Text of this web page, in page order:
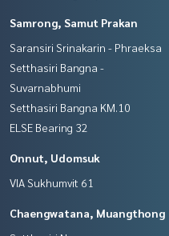
Samrong, Samut Prakan
Saransiri Srinakarin - Phraeksa
Setthasiri Bangna -
Suvarnabhumi
Setthasiri Bangna KM.10
ELSE Bearing 32
Onnut, Udomsuk
VIA Sukhumvit 61
Chaengwatana, Muangthong